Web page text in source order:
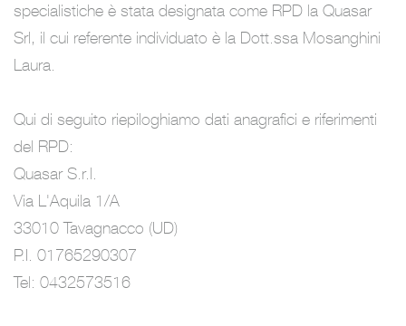
specialistiche è stata designata come RPD la Quasar
Srl, il cui referente individuato è la Dott.ssa Mosanghini
Laura.
Qui di seguito riepiloghiamo dati anagrafici e riferimenti
del RPD:
Quasar S.r.l.
Via L'Aquila 1/A
33010 Tavagnacco (UD)
P.I. 01765290307
Tel: 0432573516